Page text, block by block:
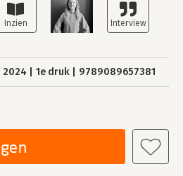
2024 1e druk 9789089657381